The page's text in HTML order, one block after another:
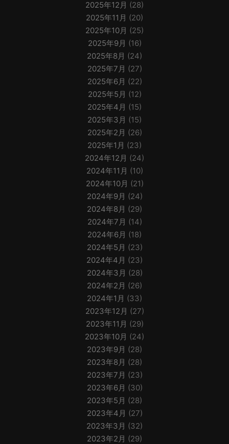
2025年12月 (28)
2025年11月 (20)
2025年10月 (25)
2025年9月 (16)
2025年8月 (24)
2025年7月 (27)
2025年6月 (22)
2025年5月 (12)
2025年4月 (15)
2025年3月 (15)
2025年2月 (26)
2025年1月 (23)
2024年12月 (24)
2024年11月 (10)
2024年10月 (21)
2024年9月 (24)
2024年8月 (29)
2024年7月 (14)
2024年6月 (18)
2024年5月 (23)
2024年4月 (23)
2024年3月 (28)
2024年2月 (26)
2024年1月 (33)
2023年12月 (27)
2023年11月 (29)
2023年10月 (24)
2023年9月 (28)
2023年8月 (28)
2023年7月 (23)
2023年6月 (30)
2023年5月 (28)
2023年4月 (27)
2023年3月 (32)
2023年2月 (29)